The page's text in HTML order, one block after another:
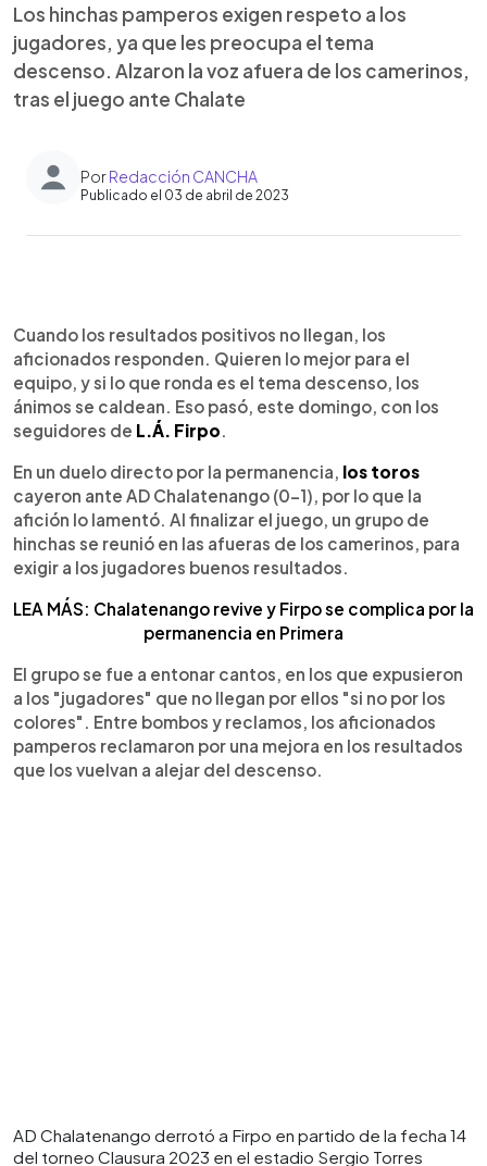
Los hinchas pamperos exigen respeto a los
jugadores, ya que les preocupa el tema
descenso. Alzaron la voz afuera de los camerinos,
tras el juego ante Chalate
PorRedacción CANCHA
Publicado el 03 de abril de 2023
► Escuchar artículo
Cuando los resultados positivos no llegan, los
aficionados responden. Quieren lo mejor para el
equipo, y si lo que ronda es el tema descenso, los
ánimos se caldean. Eso pasó, este domingo, con los
seguidores de L.Á. Firpo
En un duelo directo por la permanencia, los toros
cayeron ante AD Chalatenango (0-1), por lo que la
afición lo lamentó. Al finalizar el juego, un grupo de
hinchas se reunió en las afueras de los camerinos, para
exigir a los jugadores buenos resultados.
LEA MÁS: Chalatenango revive y Firpo se complica por la
permanencia en Primera
El grupo se fue a entonar cantos, en los que expusieron
a los "jugadores" que no llegan por ellos "si no por los
colores". Entre bombos y reclamos, los aficionados
pamperos reclamaron por una mejora en los resultados
que los vuelvan a alejar del descenso.
AD Chalatenango derrotó a Firpo en partido de la fecha 14
del torneo Clausura 2023 en el estadio Sergio Torres